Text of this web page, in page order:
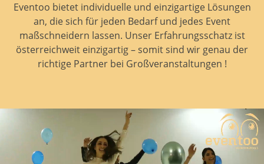
Eventoo bietet individuelle und einzigartige Lösungen
an, die sich für jeden Bedarf und jedes Event
maßschneidern lassen. Unser Erfahrungsschatz ist
österreichweit einzigartig – somit sind wir genau der
richtige Partner bei Großveranstaltungen !